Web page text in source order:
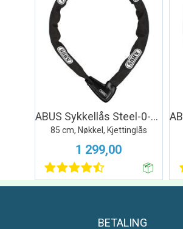
ABUS Sykkellås Steel-0-Chain 9808
85 cm, Nøkkel, Kjettinglås
1 299,00
BETALING